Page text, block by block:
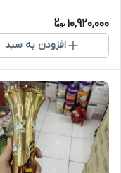
10,920,000
افزودن به سبد